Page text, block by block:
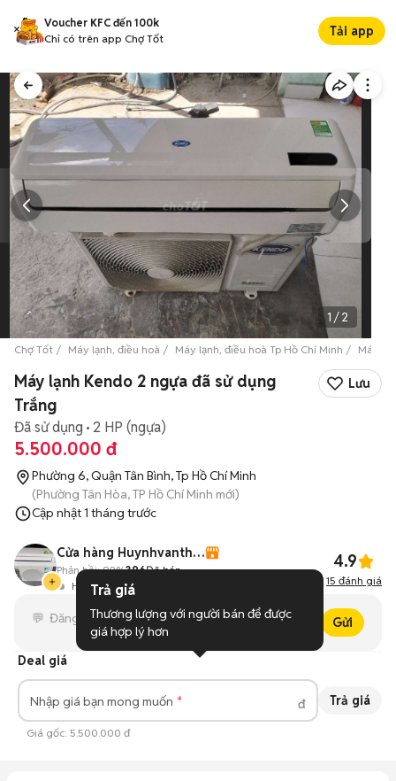
Voucher KFC đến 100k
Chỉ có trên app Chợ Tốt
Tải app
1 /2
Chợ Tốt Máy lạnh, điều hoà Máy lạnh, điều hoà Tp Hồ Chí Minh Máy
Máy lạnh Kendo 2 ngựa đã sử dụng
Trắng
Lưu
Đã sử dụng 2 HP (ngựa)
5.500.000 đ
Phường 6, Quận Tân Bình, Tp Hồ Chí Minh
(Phường Tân Hòa, TP Hồ Chí Minh mới)
Cập nhật1 tháng trước
Cửa hàng Huynhvanthanh
Hoạt động 5 giờ trước
Phản hồi: 92%396Đã bán 4.9
15 đánh giá
Gửi
Deal giá
Nhập giá bạn mong muốn đ Trả giá
Giá gốc: 5.500.000 đ
Trả giá
Thương lượng với người bán để được
giá hợp lý hơn